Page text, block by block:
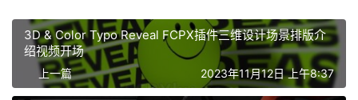
首
页
3D & Color Typo Reveal FCPX插件三维设计场景排版介
绍视频开场
上一篇 2023年11月12日 上午8:37